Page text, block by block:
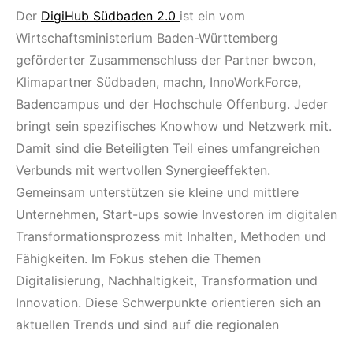
Der DigiHub Südbaden 2.0 ist ein vom
Wirtschaftsministerium Baden-Württemberg
geförderter Zusammenschluss der Partner bwcon,
Klimapartner Südbaden, machn, InnoWorkForce,
Badencampus und der Hochschule Offenburg. Jeder
bringt sein spezifisches Knowhow und Netzwerk mit.
Damit sind die Beteiligten Teil eines umfangreichen
Verbunds mit wertvollen Synergieeffekten.
Gemeinsam unterstützen sie kleine und mittlere
Unternehmen, Start-ups sowie Investoren im digitalen
Transformationsprozess mit Inhalten, Methoden und
Fähigkeiten. Im Fokus stehen die Themen
Digitalisierung, Nachhaltigkeit, Transformation und
Innovation. Diese Schwerpunkte orientieren sich an
aktuellen Trends und sind auf die regionalen